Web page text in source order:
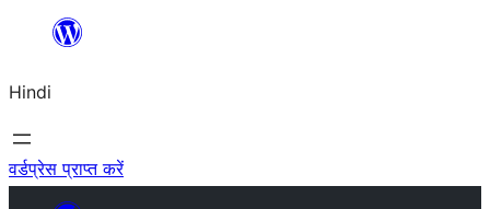
सामग्री
जाएं
Hindi
वर्डप्रेस प्राप्त करें